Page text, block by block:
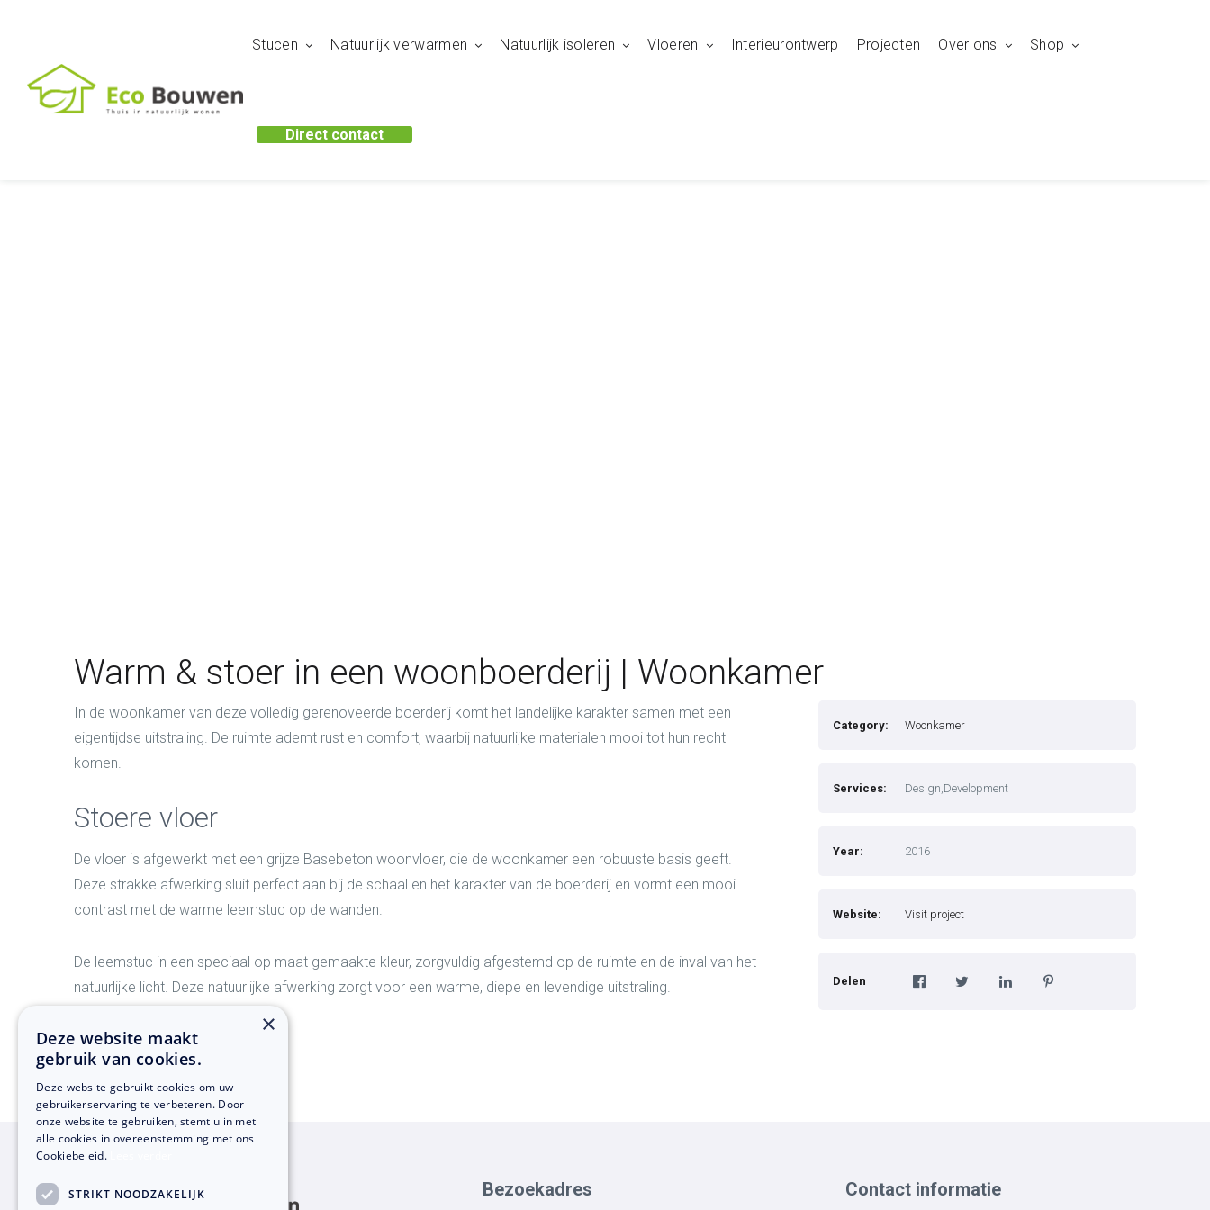
Stucen Natuurlijk verwarmen Natuurlijk isoleren Vloeren Interieurontwerp Projecten Over ons Shop
Direct contact
Warm & stoer in een woonboerderij | Woonkamer
In de woonkamer van deze volledig gerenoveerde boerderij komt het landelijke karakter samen met een
eigentijdse uitstraling. De ruimte ademt rust en comfort, waarbij natuurlijke materialen mooi tot hun recht
komen.
Stoere vloer
De vloer is afgewerkt met een grijze Basebeton woonvloer, die de woonkamer een robuuste basis geeft.
Deze strakke afwerking sluit perfect aan bij de schaal en het karakter van de boerderij en vormt een mooi
contrast met de warme leemstuc op de wanden.
De leemstuc in een speciaal op maat gemaakte kleur, zorgvuldig afgestemd op de ruimte en de inval van het
natuurlijke licht. Deze natuurlijke afwerking zorgt voor een warme, diepe en levendige uitstraling.
Category: Woonkamer
Services: Design,Development
Year: 2016
Website: Visit project
Delen
Bezoekadres Contact informatie
×
Deze website maakt
gebruik van cookies.
Deze website gebruikt cookies om uw
gebruikerservaring te verbeteren. Door
onze website te gebruiken, stemt u in met
alle cookies in overeenstemming met ons
Cookiebeleid.
STRIKT NOODZAKELIJK